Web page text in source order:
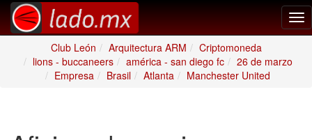
Club León
Arquitectura ARM
Criptomoneda
lions - buccaneers
américa - san diego fc
26 de marzo
Empresa
Brasil Atlanta Manchester United